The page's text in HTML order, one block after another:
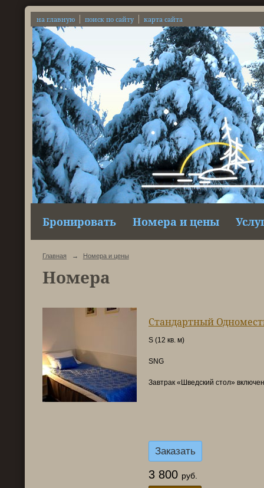
на главную поиск по сайту карта сайта
Бронировать Номера и цены
Главная → Номера и цены
Номера
Стандартный
S (12 кв. м)
SNG
Завтрак «Шведский стол»
Заказать
3 800 руб.